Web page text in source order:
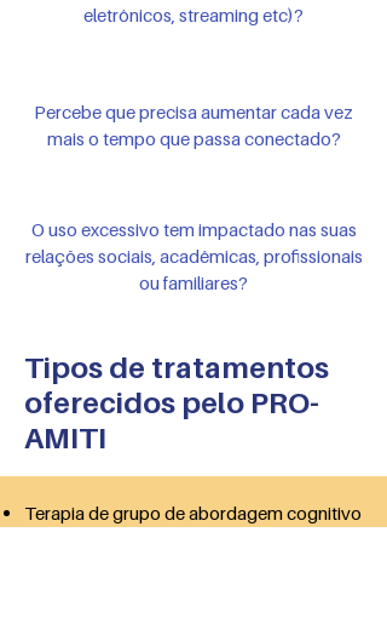
eletrônicos, streaming etc)?
Percebe que precisa aumentar cada vez
mais o tempo que passa conectado?
O uso excessivo tem impactado nas suas
relações sociais, acadêmicas, profissionais
ou familiares?
Tipos de tratamentos
oferecidos pelo PRO-
AMITI
Terapia de grupo de abordagem cognitivo